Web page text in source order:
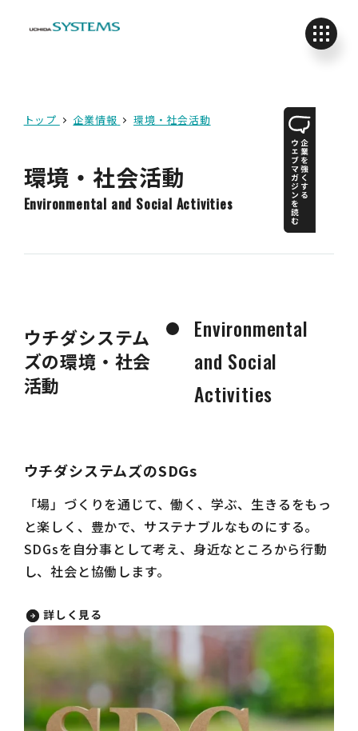
トップ 企業情報 環境・社会活動
環境・社会活動
Environmental and Social Activities
ウチダシステム
ズの環境・社会
活動
Environmental
and Social
Activities
ウチダシステムズのSDGs
「場」づくりを通じて、働く、学ぶ、生きるをもっ
と楽しく、豊かで、サステナブルなものにする。
SDGsを自分事として考え、身近なところから行動
し、社会と協働します。
詳しく見る